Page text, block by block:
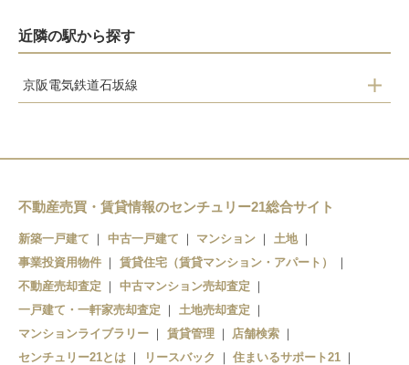
近隣の駅から探す
京阪電気鉄道石坂線
石山寺
不動産売買・賃貸情報のセンチュリー21総合サイト
新築一戸建て 中古一戸建て マンション
土地
事業投資用物件
賃貸住宅（賃貸マンション・アパート）
不動産売却査定
中古マンション売却査定
一戸建て・一軒家売却査定
土地売却査定
マンションライブラリー
賃貸管理
店舗検索
センチュリー21とは
リースバック
住まいるサポート21